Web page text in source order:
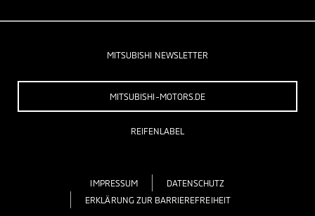
MITSUBISHI NEWSLETTER
MITSUBISHI-MOTORS.DE
REIFENLABEL
IMPRESSUM
DATENSCHUTZ
ERKLÄRUNG ZUR BARRIEREFREIHEIT